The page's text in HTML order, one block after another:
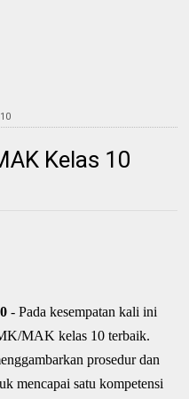
Kelas 10
- Pada kesempatan kali ini
MAK kelas 10 terbaik.
prosedur dan
mencapai satu kompetensi